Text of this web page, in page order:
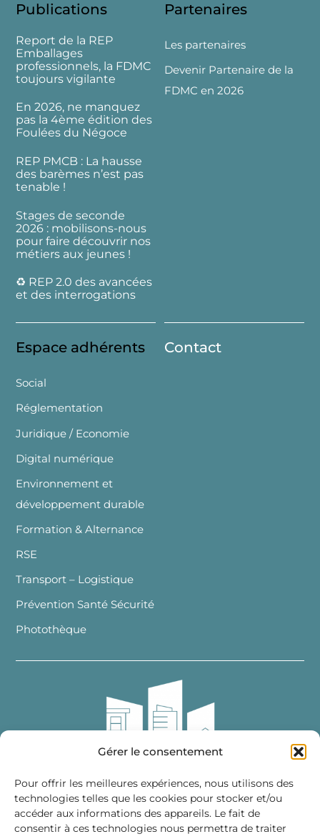
Gérer le consentement
Pour offrir les meilleures expériences, nous utilisons des
technologies telles que les cookies pour stocker et/ou
accéder aux informations des appareils. Le fait de
consentir à ces technologies nous permettra de traiter
Publications
Report de la REP
Emballages
professionnels, la FDMC
toujours vigilante
En 2026, ne manquez
pas la 4ème édition des
Foulées du Négoce
REP PMCB : La hausse
des barèmes n’est pas
tenable !
Stages de seconde
2026 : mobilisons-nous
pour faire découvrir nos
métiers aux jeunes !
♻️ REP 2.0 des avancées
et des interrogations
Partenaires
Les partenaires
Devenir Partenaire de la
FDMC en 2026
Espace adhérents
Social
Réglementation
Juridique / Economie
Digital numérique
Environnement et
développement durable
Formation & Alternance
RSE
Transport – Logistique
Prévention Santé Sécurité
Photothèque
Contact
Fédération des Distributeurs
de Matériaux de Construction